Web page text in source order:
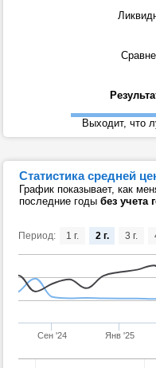
Выходит, что
Статистика средней
График показывает, как
последние годы без учета
Период:
Сен '24 Янв '25
1 г. 2 г. 3 г.